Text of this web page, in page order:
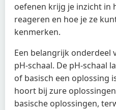
oefenen krijg je inzicht in
reageren en hoe je ze
kenmerken.
Een belangrijk onderdeel
pH-schaal. De pH-schaal
of basisch een oplossing
hoort bij zure
basische oplossingen,